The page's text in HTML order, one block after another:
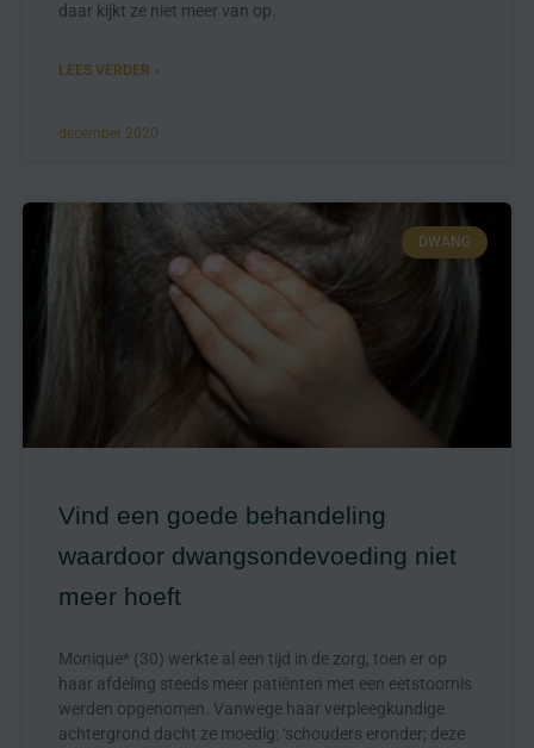
daar kijkt ze niet meer van op.
LEES VERDER »
december 2020
DWANG
Vind een goede behandeling
waardoor dwangsondevoeding niet
meer hoeft
Monique* (30) werkte al een tijd in de zorg, toen er op
haar afdeling steeds meer patiënten met een eetstoornis
werden opgenomen. Vanwege haar verpleegkundige
achtergrond dacht ze moedig: ‘schouders eronder; deze